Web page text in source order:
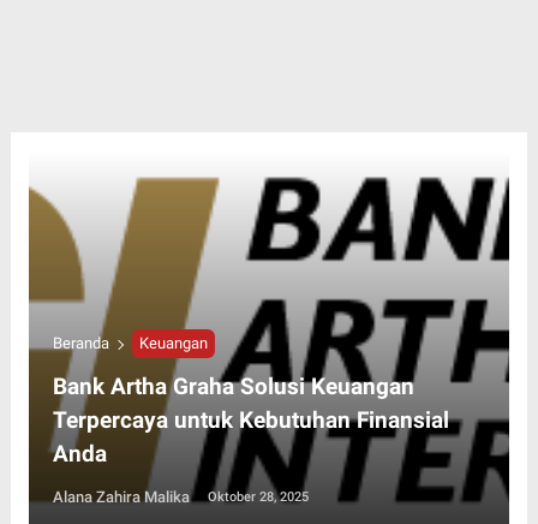
Beranda Keuangan
Bank Artha Graha Solusi Keuangan
Terpercaya untuk Kebutuhan Finansial
Anda
Alana Zahira Malika Oktober 28, 2025